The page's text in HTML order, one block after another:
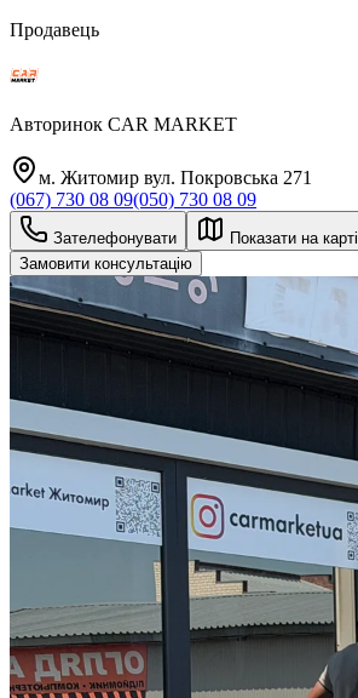
Продавець
Авторинок CAR MARKET
м. Житомир вул. Покровська 271
(067) 730 08 09(050) 730 08 09
Зателефонувати
Показати на карті
Замовити консультацію